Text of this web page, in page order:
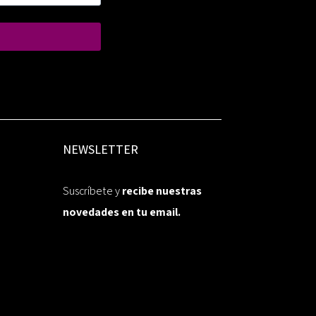
NEWSLETTER
Suscríbete yrecibe nuestras
novedades en tu email.